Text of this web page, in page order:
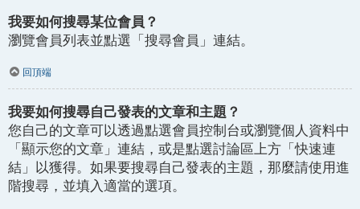
我要如何搜尋某位會員？
瀏覽會員列表並點選「搜尋會員」連結。
回頂端
我要如何搜尋自己發表的文章和主題？
您自己的文章可以透過點選會員控制台或瀏覽個人資料中
「顯示您的文章」連結，或是點選討論區上方「快速連
結」以獲得。如果要搜尋自己發表的主題，那麼請使用進
階搜尋，並填入適當的選項。